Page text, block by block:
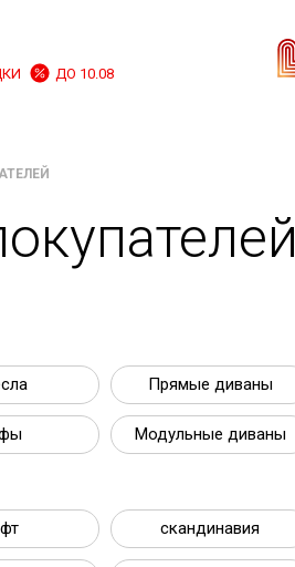
ДО 10.08
Прямые диваны
Модульные диваны
скандинавия